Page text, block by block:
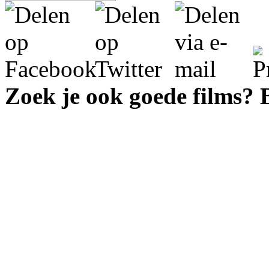
Zoek je ook goede films?